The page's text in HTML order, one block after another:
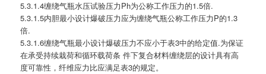
5.3.1.4缠绕气瓶水压试验压力Ph为公称工作压力的1.5倍.
5.3.1.5内胆最小设计爆破压力应为缠绕气瓶公称工作压力P的1.3
倍.
5.3.1.6缠绕气瓶最小设计爆破压力不应小于表3中的给定值.为保证
在承受持续栽荷和循环载荷条 件下复合材料缠绕层的设计具有高
度可靠性，纤维应力比应满足表3的规定。